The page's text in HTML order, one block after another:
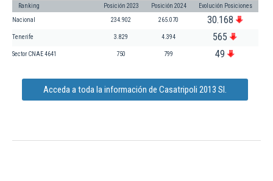
Ranking Posición 2023 Posición 2024 Evolución Posiciones
Nacional 234.902 265.070 30.168
Tenerife 3.829 4.394 565
Sector CNAE 4641 750 799 49
Acceda a toda la información de Casatripoli 2013 Sl.